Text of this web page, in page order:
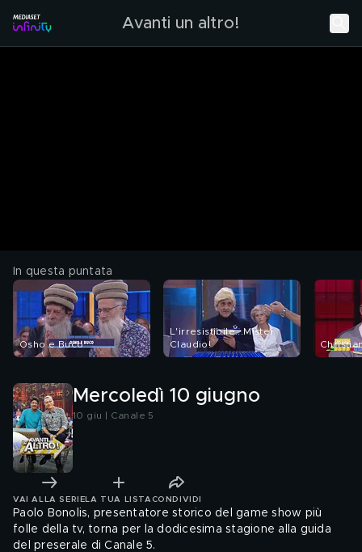
Avanti un altro!
In questa puntata
Osho e Buco
L'irresistibile...Mister
Claudio!
Mercoledì 10 giugno
10 giu | Canale 5
VAI ALLA SERIE LA TUA LISTA CONDIVIDI
Paolo Bonolis, presentatore storico del game show più
folle della tv, torna per la dodicesima stagione alla guida
del preserale di Canale 5.